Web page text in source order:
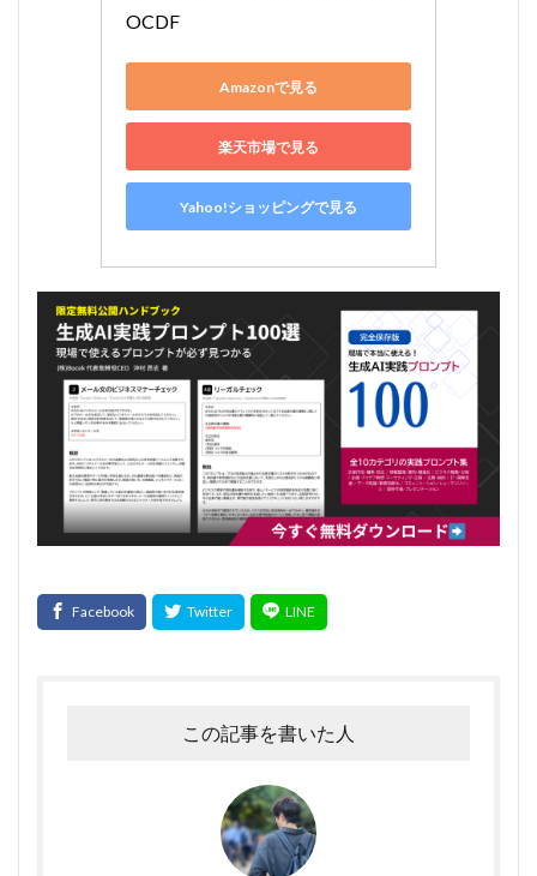
OCDF
Amazonで見る
楽天市場で見る
Yahoo!ショッピングで見る
この記事を書いた人